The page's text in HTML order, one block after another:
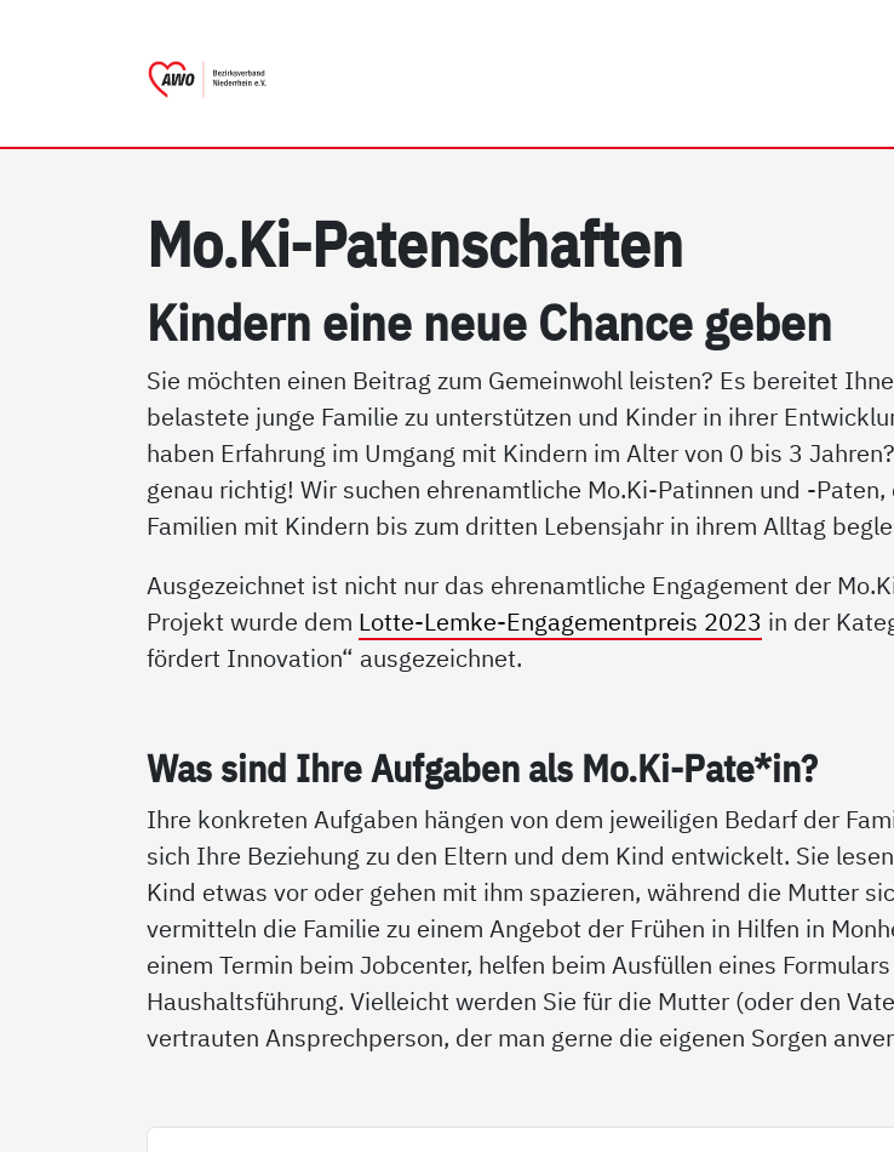
Mo.Ki-Pa­ten­schaf­ten
Kin­dern ei­ne neue Chan­ce ge­ben
Sie möchten einen Beitrag zum Gemeinwohl leisten? Es bereitet
belastete junge Familie zu unterstützen und Kinder in ihrer
haben Erfahrung im Umgang mit Kindern im Alter von 0 bis 3
genau richtig! Wir suchen ehrenamtliche Mo.Ki-Patinnen und -
Familien mit Kindern bis zum dritten Lebensjahr in ihrem Alltag
Ausgezeichnet ist nicht nur das ehrenamtliche Engagement der
Projekt wurde dem Lotte-Lemke-Engagementpreis 2023 in der
fördert Innovation“ ausgezeichnet.
Was sind Ih­re Auf­ga­ben als Mo.Ki-Pa­te*in?
Ihre konkreten Aufgaben hängen von dem jeweiligen Bedarf der
sich Ihre Beziehung zu den Eltern und dem Kind entwickelt. Sie
Kind etwas vor oder gehen mit ihm spazieren, während die Mutter
vermitteln die Familie zu einem Angebot der Frühen in Hilfen in
einem Termin beim Jobcenter, helfen beim Ausfüllen eines
Haushaltsführung. Vielleicht werden Sie für die Mutter (oder den
vertrauten Ansprechperson, der man gerne die eigenen Sorgen